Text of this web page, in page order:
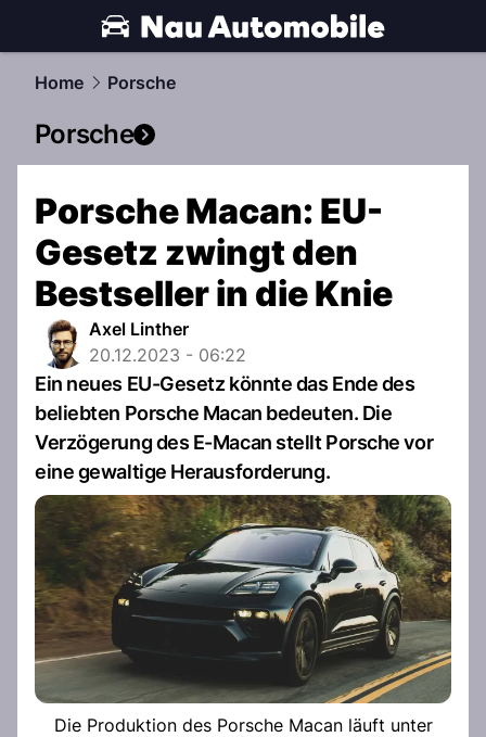
automobile.NAU.ch
Home Porsche
Porsche
Porsche Macan: EU-
Gesetz zwingt den
Bestseller in die Knie
Axel Linther
20.12.2023 - 06:22
Ein neues EU-Gesetz könnte das Ende des
beliebten Porsche Macan bedeuten. Die
Verzögerung des E-Macan stellt Porsche vor
eine gewaltige Herausforderung.
Die Produktion des Porsche Macan läuft unter